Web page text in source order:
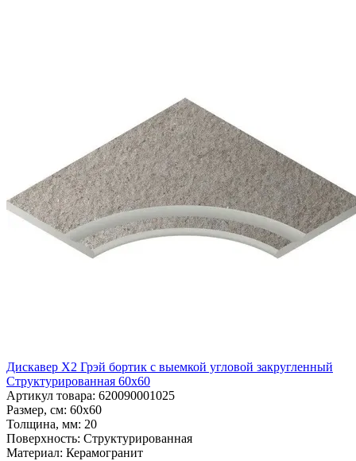
Дискавер Х2 Грэй бортик с выемкой угловой закругленный
Структурированная 60x60
Артикул товара: 620090001025
Размер, см: 60x60
Толщина, мм: 20
Поверхность: Структурированная
Материал: Керамогранит